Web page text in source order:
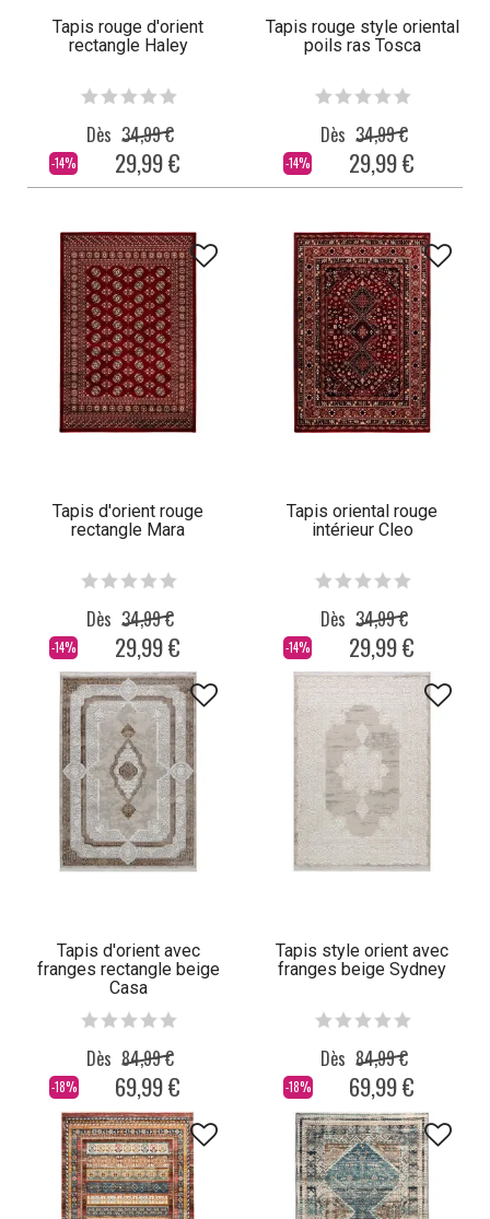
Tapis rouge d'orient
rectangle Haley
-14%
Dès 34,99 €
29,99 €
Tapis rouge style oriental
poils ras Tosca
-14%
Dès 34,99 €
29,99 €
Tapis d'orient rouge
rectangle Mara
-14%
Dès 34,99 €
29,99 €
Tapis oriental rouge
intérieur Cleo
-14%
Dès 34,99 €
29,99 €
Tapis d'orient avec
franges rectangle beige
Casa
-18%
Dès 84,99 €
69,99 €
Tapis style orient avec
franges beige Sydney
-18%
Dès 84,99 €
69,99 €